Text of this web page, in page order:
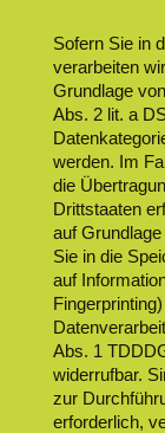
Sofern Sie in
verarbeiten
Grundlage
Abs. 2 lit. a
werden. Im
die
Drittstaaten
auf
Sie in die
auf
Abs. 1
widerrufbar.
zur
erforderlich,